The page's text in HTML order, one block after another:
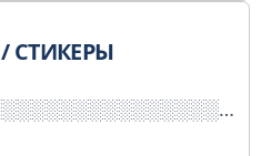
/ СТИКЕРЫ